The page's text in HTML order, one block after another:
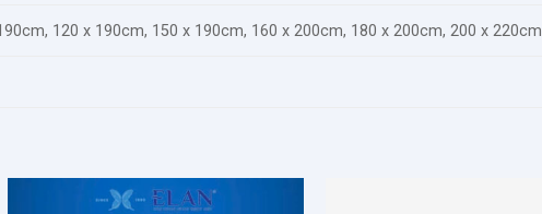
120 x 190cm, 150 x 190cm, 160 x 200cm, 180 x 200cm, 200 x 220cm